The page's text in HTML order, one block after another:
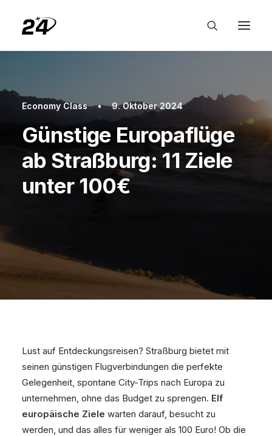
Economy Class • 9. Oktober 2024
Günstige Europaflüge
ab Straßburg: 11 Ziele
unter 100€
Lust auf Entdeckungsreisen? Straßburg bietet mit
seinen günstigen Flugverbindungen die perfekte
Gelegenheit, spontane City-Trips nach Europa zu
unternehmen, ohne das Budget zu sprengen. Elf
europäische Ziele warten darauf, besucht zu
werden, und das alles für weniger als 100 Euro! Ob die